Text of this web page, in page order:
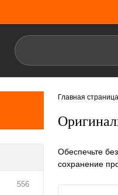
556
Главная страница
Обеспечьте
сохранение